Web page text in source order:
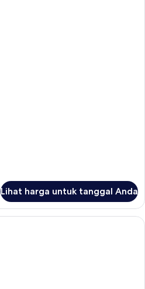
Lihat harga untuk tanggal Anda